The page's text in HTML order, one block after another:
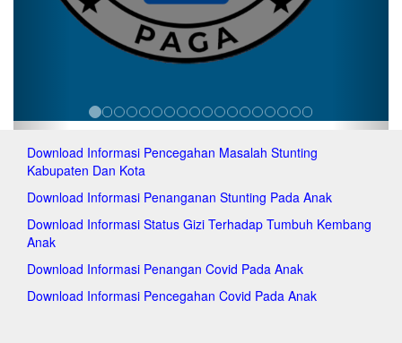
Download Informasi Pencegahan Masalah Stunting
Kabupaten Dan Kota
Download Informasi Penanganan Stunting Pada Anak
Download Informasi Status Gizi Terhadap Tumbuh Kembang
Anak
Download Informasi Penangan Covid Pada Anak
Download Informasi Pencegahan Covid Pada Anak